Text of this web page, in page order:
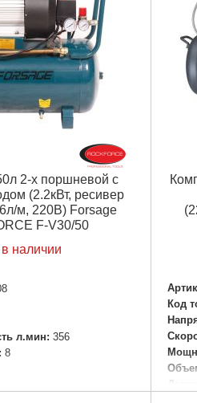
2-х поршневой с
(2.2кВт, ресивер
м, 220В) Forsage
F-V30/50
наличии
л.мин: 356
8
Код